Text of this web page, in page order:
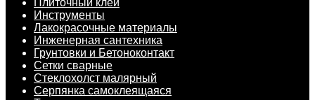
Инструменты
Лакокрасочные материалы
Инженерная сантехника
Грунтовки и Бетоноконтакт
Сетки сварные
Cтеклохолст малярный
Серпянка самоклеящаяся